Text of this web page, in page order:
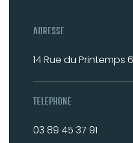
ADRESSE
14 Rue du Printemps
TELEPHONE
03 89 45 37 91